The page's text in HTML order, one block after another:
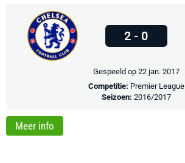
2 - 0
Gespeeld op 22 jan. 2017
Competitie: Premier League
Seizoen: 2016/2017
Meer info